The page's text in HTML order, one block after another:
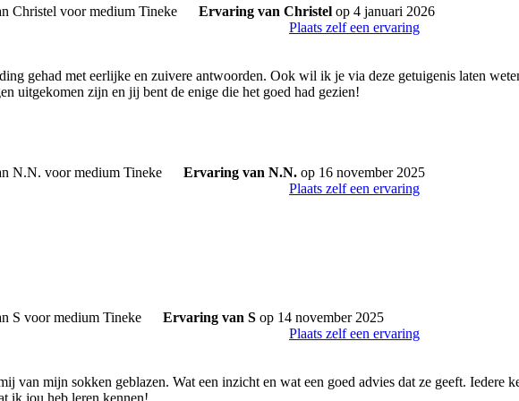
Ervaring van Christel op 4 januari 2026
Plaats zelf een ervaring
gehad met eerlijke en zuivere antwoorden. Ook wil ik je via deze getuigenis laten
uitgekomen zijn en jij bent de enige die het goed had gezien!
Ervaring van N.N. op 16 november 2025
Plaats zelf een ervaring
Ervaring van S op 14 november 2025
Plaats zelf een ervaring
van mijn sokken geblazen. Wat een inzicht en wat een goed advies dat ze geeft. Iedere
ik jou heb leren kennen!